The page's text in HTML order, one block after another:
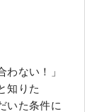
ない！」
知りた
いた条件に